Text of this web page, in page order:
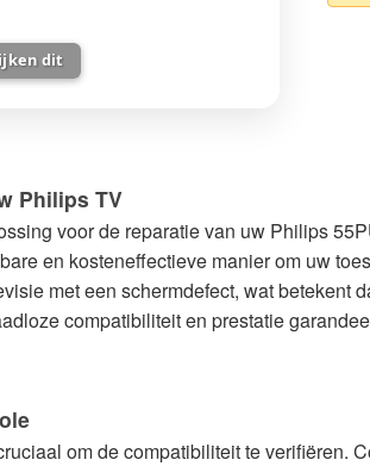
dit
Philips TV
voor de reparatie van uw Philips
en kosteneffectieve manier om uw
met een schermdefect, wat betekent
compatibiliteit en prestatie
om de compatibiliteit te verifiëren.